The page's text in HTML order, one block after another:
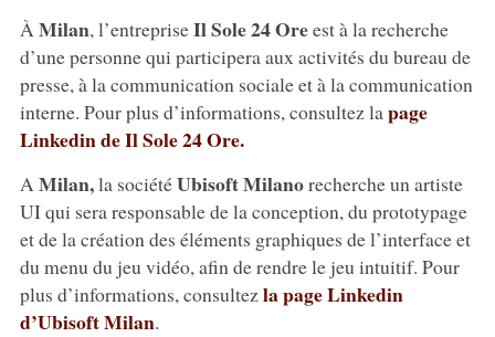
À Milan, l’entrepriseIl Sole 24 Oreest à la recherche
d’une personne qui participera aux activités du bureau de
presse, à la communication sociale et à la communication
interne. Pour plus d’informations, consultez la page
Linkedin de Il Sole 24 Ore.
A Milan,la sociétéUbisoftMilanorecherche un artiste
UI qui sera responsable de la conception, du prototypage
et de la création des éléments graphiques de l’interface et
du menu du jeu vidéo, afin de rendre le jeu intuitif. Pour
plus d’informations, consultezla page Linkedin
d’Ubisoft Milan.